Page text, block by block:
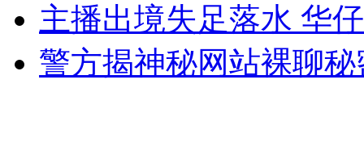
女孩北京地铁殴打老人 痛下狠手拳打脚踢
主播出境失足落水 华
警方揭神秘网站裸聊